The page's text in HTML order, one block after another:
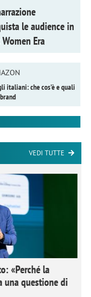
le audience in
Era
italiani: che cos’è e quali
VEDI TUTTE
«Perché la
una questione di